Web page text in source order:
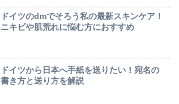
ドイツのdmでそろう私の最新スキンケア！
ニキビや肌荒れに悩む方におすすめ
ドイツから日本へ手紙を送りたい！宛名の
書き方と送り方を解説